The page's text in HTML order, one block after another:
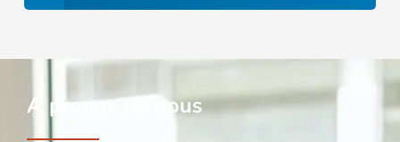
A propos de nous